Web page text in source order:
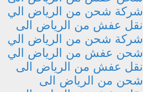
شركة شحن من الرياض الي
نقل عفش من الرياض الى
شركة شحن من الرياض الي
شحن عفش من الرياض الي
نقل عفش من الرياض الى
شحن من الرياض الى